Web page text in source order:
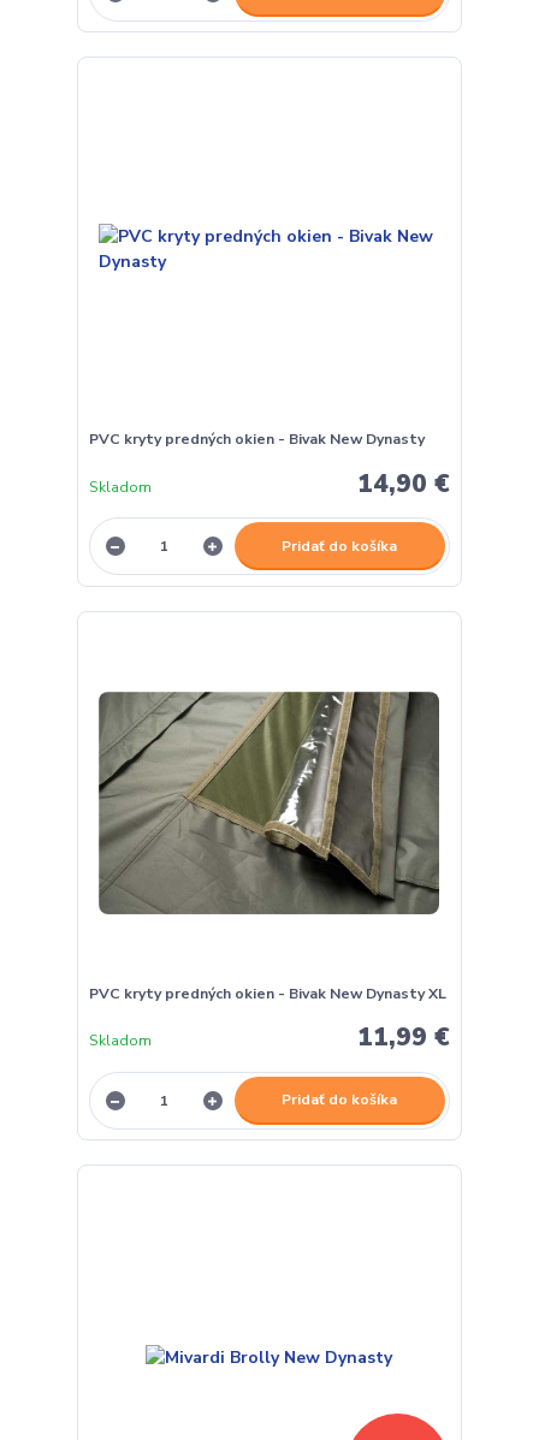
PVC kryty predných okien - Bivak New Dynasty
14,90 €
Skladom
Pridať do košíka
PVC kryty predných okien - Bivak New Dynasty XL
11,99 €
Skladom
Pridať do košíka